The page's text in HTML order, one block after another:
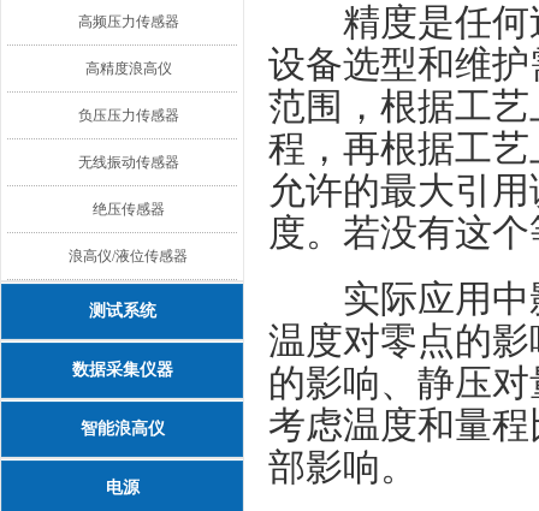
高频压力传感器
高精度浪高仪
负压压力传感器
无线振动传感器
绝压传感器
浪高仪/液位传感器
测试系统
数据采集仪器
智能浪高仪
电源
精度是任何
设备选型和维
范围，根据工
程，再根据工
允许的最大引
度。若没有这
实际应用中
温度对零点的
的影响、静压
考虑温度和量
部影响。